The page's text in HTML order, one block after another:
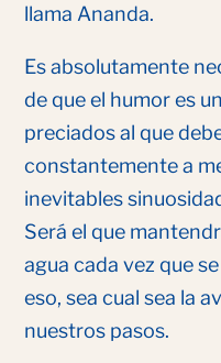
llama Ananda.
Es absolutamente
de que el humor es
preciados al que
constantemente a
inevitables
Será el que
agua cada vez que
eso, sea cual sea la
nuestros pasos.